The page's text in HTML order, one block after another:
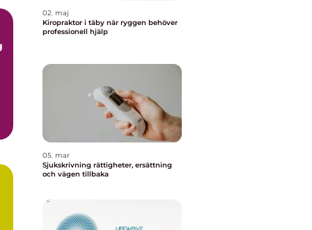
02. maj
Kiropraktor i täby när ryggen behöver
professionell hjälp
05. mar
Sjukskrivning rättigheter, ersättning
och vägen tillbaka